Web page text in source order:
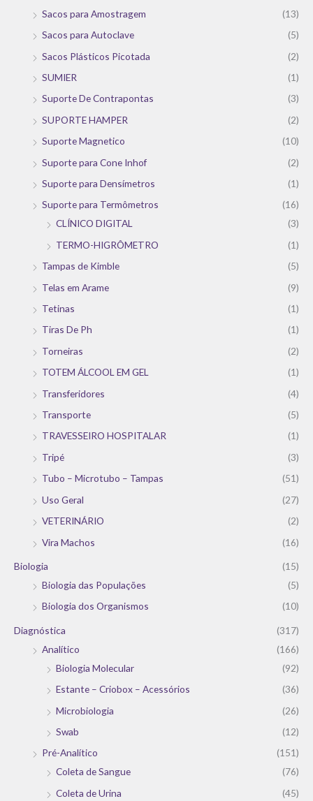
Sacos para Amostragem
(13)
Sacos para Autoclave
(5)
Sacos Plásticos Picotada
(2)
SUMIER
(1)
Suporte De Contrapontas
(3)
SUPORTE HAMPER
(2)
Suporte Magnetico
(10)
Suporte para Cone Inhof
(2)
Suporte para Densímetros
(1)
Suporte para Termômetros
(16)
CLÍNICO DIGITAL
(3)
TERMO-HIGRÔMETRO
(1)
Tampas de Kimble
(5)
Telas em Arame
(9)
Tetinas
(1)
Tiras De Ph
(1)
Torneiras
(2)
TOTEM ÁLCOOL EM GEL
(1)
Transferidores
(4)
Transporte
(5)
TRAVESSEIRO HOSPITALAR
(1)
Tripé
(3)
Tubo – Microtubo – Tampas
(51)
Uso Geral
(27)
VETERINÁRIO
(2)
Vira Machos
(16)
Biologia
(15)
Biologia das Populações
(5)
Biologia dos Organismos
(10)
Diagnóstica
(317)
Analítico
(166)
Biologia Molecular
(92)
Estante – Criobox – Acessórios
(36)
Microbiologia
(26)
Swab
(12)
Pré-Analítico
(151)
Coleta de Sangue
(76)
Coleta de Urina
(45)